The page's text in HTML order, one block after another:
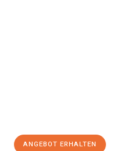
ANGEBOT ERHALTEN